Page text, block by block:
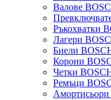
Валове
Ръкохватки
Лагери
Биели
Корони
Четки
Ремъци